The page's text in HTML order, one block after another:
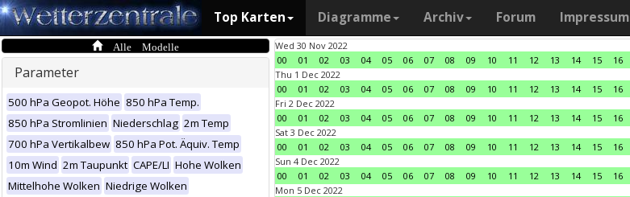
Top Karten Diagramme Archiv Forum Impressum
Alle Modelle
Parameter
500 hPa Geopot. Höhe 850 hPa Temp.
850 hPa Stromlinien Niederschlag 2m Temp
700 hPa Vertikalbew 850 hPa Pot. Äquiv. Temp
10m Wind 2m Taupunkt CAPE/LI Hohe Wolken
Mittelhohe Wolken Niedrige Wolken
Wed 30 Nov 2022
00
01 02 03 04 05 06 07 08 09 10 11 12 13 14 15 16
Thu 1 Dec 2022
00
01 02 03 04 05 06 07 08 09 10 11 12 13 14 15 16
Fri 2 Dec 2022
00
01 02 03 04 05 06 07 08 09 10 11 12 13 14 15 16
Sat 3 Dec 2022
00
01 02 03 04 05 06 07 08 09 10 11 12 13 14 15 16
Sun 4 Dec 2022
00
01 02 03 04 05 06 07 08 09 10 11 12 13 14 15 16
Mon 5 Dec 2022